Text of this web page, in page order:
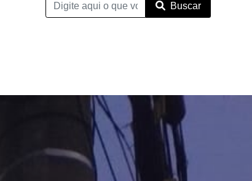
Buscar